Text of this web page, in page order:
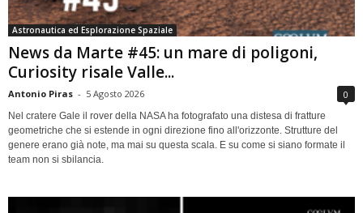
Astronautica ed Esplorazione Spaziale
News da Marte #45: un mare di poligoni,
Curiosity risale Valle...
Antonio Piras - 5 Agosto 2026 0
Nel cratere Gale il rover della NASA ha fotografato una distesa di fratture
geometriche che si estende in ogni direzione fino all'orizzonte. Strutture del
genere erano già note, ma mai su questa scala. E su come si siano formate il
team non si sbilancia.